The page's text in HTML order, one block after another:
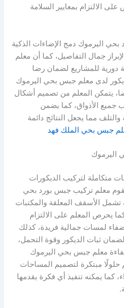
الالتزام بمعايير السلامة
اليرموك دمج الإضاءات الذكية
جمال التفاصيل، كما أن معلم
دورية للمشاريع لضمان رضا
لدى معلم جبس بحي اليرموك
أيضا، يتمكن المعلم من تصميم أشكال
جميع الأذواق، كما يضمن
مما يجعل النتائج دائمة
جبس بحي الملك فهد
اليرموك
متكاملة لتركيب الديكورات
معلم تركيب جبس بورد بحي
تشمل الأسقف المعلقة والمكتبات
يحرص المعلم على الالتزام
لمسات جمالية فريدة، كذلك
ثبات الديكور وقوة التحمل،
معلم جبس بحي اليرموك
حلولًا مبتكرة لتصميم المساحات
كما يمكنه تنفيذ أي فكرة يقدمها